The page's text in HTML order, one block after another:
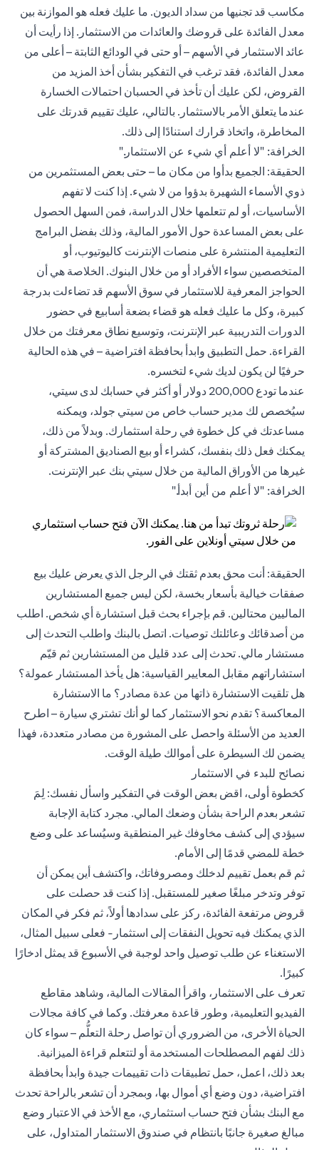
مكاسب قد تجنيها من سداد الديون. ما عليك فعله هو الموازنة بين
معدل الفائدة على قروضك والعائدات من الاستثمار. إذا رأيت أن
عائد الاستثمار في الأسهم – أو حتى في الودائع الثابتة – أعلى من
معدل الفائدة، فقد ترغب في التفكير بشأن أخذ المزيد من
القروض، لكن عليك أن تأخذ في الحسبان احتمالات الخسارة
عندما يتعلق الأمر بالاستثمار. بالتالي، عليك تقييم قدرتك على
المخاطرة، واتخاذ قرارك استنادًا إلى ذلك.
الخرافة: "لا أعلم أي شيء عن الاستثمار."
الحقيقة: الجميع بدأوا من مكان ما – حتى بعض المستثمرين من
ذوي الأسماء الشهيرة بدؤوا من لا شيء. إذا كنت لا تفهم
الأساسيات، أو لم تتعلمها خلال الدراسة، فمن السهل الحصول
على بعض المساعدة حول الأمور المالية، وذلك بفضل البرامج
التعليمية المنتشرة على منصات الإنترنت كاليوتيوب، أو
المتخصصين سواء الأفراد أو من خلال البنوك. الخلاصة هي أن
الحواجز المعرفية للاستثمار في سوق الأسهم قد تضاءلت بدرجة
كبيرة، وكل ما عليك فعله هو قضاء بضعة أسابيع في حضور
الدورات التدريبية عبر الإنترنت، وتوسيع نطاق معرفتك من خلال
القراءة. حمل التطبيق وابدأ بحافظة افتراضية – في هذه الحالية
حرفيًا لن يكون لديك شيء لتخسره.
عندما تودع 200,000 دولار أو أكثر في حسابك لدى سيتي،
سيُخصص لك مدير حساب خاص من سيتي جولد، ويمكنه
مساعدتك في كل خطوة في رحلة استثمارك. وبدلاً من ذلك،
يمكنك فعل ذلك بنفسك، كشراء أو بيع الصناديق المشتركة أو
غيرها من الأوراق المالية من خلال سيتي بنك عبر الإنترنت.
الخرافة: "لا أعلم من أين أبدأ."
الحقيقة: أنت محق بعدم ثقتك في الرجل الذي يعرض عليك بيع
صفقات خيالية بأسعار بخسة، لكن ليس جميع المستشارين
الماليين محتالين. قم بإجراء بحث قبل استشارة أي شخص. اطلب
من أصدقائك وعائلتك توصيات. اتصل بالبنك واطلب التحدث إلى
مستشار مالي. تحدث إلى عدد قليل من المستشارين ثم قيّم
استشاراتهم مقابل المعايير القياسية: هل يأخذ المستشار عمولة؟
هل تلقيت الاستشارة ذاتها من عدة مصادر؟ ما الاستشارة
المعاكسة؟ تقدم نحو الاستثمار كما لو أنك تشتري سيارة – اطرح
العديد من الأسئلة واحصل على المشورة من مصادر متعددة، فهذا
يضمن لك السيطرة على أموالك طيلة الوقت.
نصائح للبدء في الاستثمار
كخطوة أولى، اقض بعض الوقت في التفكير واسأل نفسك: لِمَ
تشعر بعدم الراحة بشأن وضعك المالي. مجرد كتابة الإجابة
سيؤدي إلى كشف مخاوفك غير المنطقية وسيُساعد على وضع
خطة للمضي قدمًا إلى الأمام.
ثم قم بعمل تقييم لدخلك ومصروفاتك، واكتشف أين يمكن أن
توفر وتدخر مبلغًا صغير للمستقبل. إذا كنت قد حصلت على
قروض مرتفعة الفائدة، ركز على سدادها أولاً، ثم فكر في المكان
الذي يمكنك فيه تحويل النفقات إلى استثمار- فعلى سبيل المثال،
الاستغناء عن طلب توصيل واحد لوجبة في الأسبوع قد يمثل ادخارًا
كبيرًا.
تعرف على الاستثمار، واقرأ المقالات المالية، وشاهد مقاطع
الفيديو التعليمية، وطور قاعدة معرفتك. وكما في كافة مجالات
الحياة الأخرى، من الضروري أن تواصل رحلة التعلُّم – سواء كان
ذلك لفهم المصطلحات المستخدمة أو لتتعلم قراءة الميزانية.
بعد ذلك، اعمل، حمل تطبيقات ذات تقييمات جيدة وابدأ بحافظة
افتراضية، دون وضع أي أموال بها، وبمجرد أن تشعر بالراحة تحدث
مع البنك بشأن فتح حساب استثماري، مع الأخذ في الاعتبار وضع
مبالغ صغيرة جانبًا بانتظام في صندوق الاستثمار المتداول، على